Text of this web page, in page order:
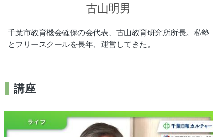
古山明男
千葉市教育機会確保の会代表、古山教育研究所所長。私塾
とフリースクールを長年、運営してきた。
講座